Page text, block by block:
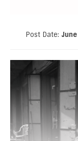
Post Date: